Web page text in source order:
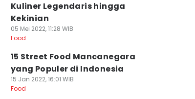
Kuliner Legendaris hingga
Kekinian
05 Mei 2022, 11:28 WIB
Food
15 Street Food Mancanegara
yang Populer di Indonesia
15 Jan 2022, 16:01 WIB
Food